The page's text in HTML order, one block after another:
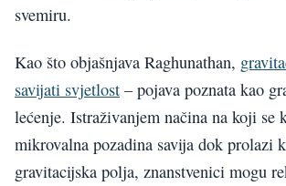
svemiru.
Kao što objašnjava Raghunathan,
savijati svjetlost – pojava poznata kao
lećenje. Istraživanjem načina na koji se
mikrovalna pozadina savija dok prolazi
gravitacijska polja, znanstvenici mogu